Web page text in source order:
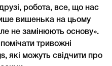
друзі, робота, все, що нас
вишенька на цьому
не замінюють основу».
тривожні
які можуть свідчити про